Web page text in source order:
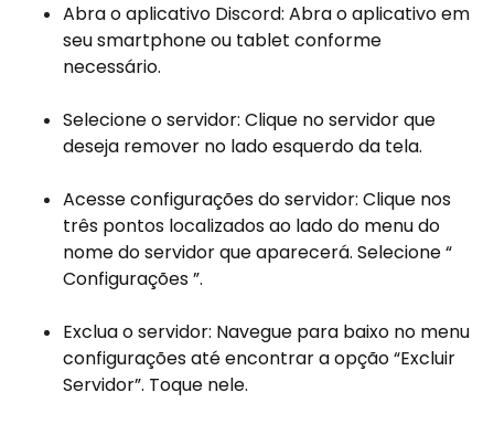
Abra o aplicativo Discord: Abra o aplicativo em
seu smartphone ou tablet conforme
necessário.
Selecione o servidor: Clique no servidor que
deseja remover no lado esquerdo da tela.
Acesse configurações do servidor: Clique nos
três pontos localizados ao lado do menu do
nome do servidor que aparecerá. Selecione “
Configurações ”.
Exclua o servidor: Navegue para baixo no menu
configurações até encontrar a opção “Excluir
Servidor”. Toque nele.